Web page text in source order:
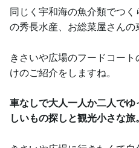
同じく宇和海の魚介類でつ
の秀長水産、お総菜屋さんの
きさいや広場のフードコー
けのご紹介をしますね。
車なしで大人一人か二人で
しいもの探しと観光小さな旅